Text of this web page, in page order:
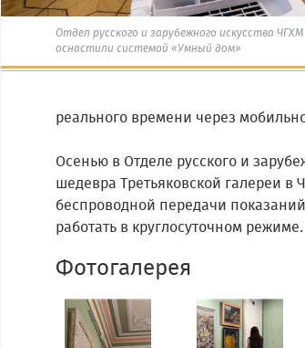
Отдел русского и зарубежного искусства ЧГХМ
оснастили системой «Умный дом»
реального времени через
Осенью в Отделе русского и
шедевра Третьяковской галереи в
беспроводной передачи
работать в круглосуточном режиме.
Фотогалерея